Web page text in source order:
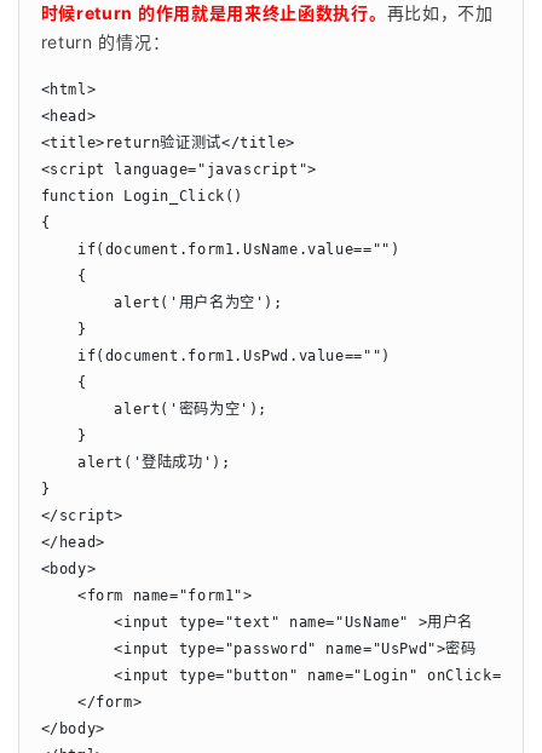
时候return 的作用就是用来终止函数执行。 再比如，不加
return 的情况：
<html>
<head>
<title>return验证测试</title>
<script language="javascript">
function Login_Click()
{
    if(document.form1.UsName.value=="")
    {
        alert('用户名为空');
    }
    if(document.form1.UsPwd.value=="")
    {
        alert('密码为空');
    }
    alert('登陆成功');
}
</script>
</head>
<body>
    <form name="form1">
        <input type="text" name="UsName" >用户名
        <input type="password" name="UsPwd">密码
<input type="button" name="Login"
    </form>
</body>